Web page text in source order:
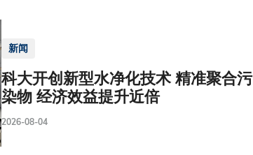
新闻
科大开创新型水净化技术 精准聚合污
染物 经济效益提升近倍
2026-08-04